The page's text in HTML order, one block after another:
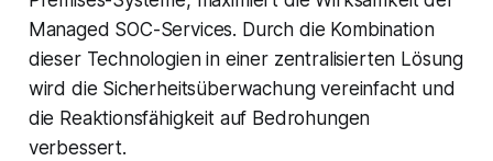
Managed SOC-Services. Durch die Kombination
dieser Technologien in einer zentralisierten Lösung
wird die Sicherheitsüberwachung vereinfacht und
die Reaktionsfähigkeit auf Bedrohungen
verbessert.